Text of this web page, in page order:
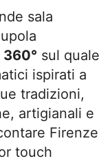
sala
360° sul quale
ispirati a
tradizioni,
artigianali e
Firenze
touch